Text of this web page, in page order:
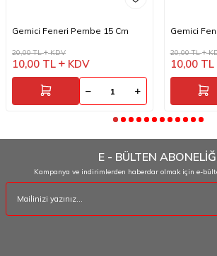
Gemici Feneri Pembe 15 Cm
20,00TL KDV
10,00 TL KDV
Gemici
20,00TL
10,00TL
E - BÜLTEN
Kampanya ve indirimlerden haberdar olmak için e-